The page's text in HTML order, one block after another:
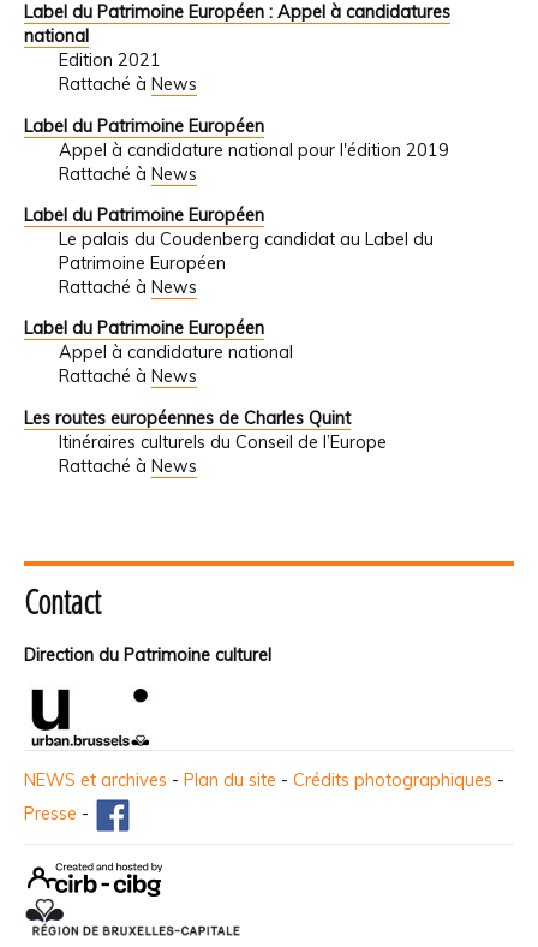
Label du Patrimoine Européen : Appel à candidatures
national
Edition 2021
Rattaché à News
Label du Patrimoine Européen
Appel à candidature national pour l'édition 2019
Rattaché à News
Label du Patrimoine Européen
Le palais du Coudenberg candidat au Label du
Patrimoine Européen
Rattaché à News
Label du Patrimoine Européen
Appel à candidature national
Rattaché à News
Les routes européennes de Charles Quint
Itinéraires culturels du Conseil de l’Europe
Rattaché à News
Contact
Direction du Patrimoine culturel
NEWS et archives - Plan du site - Crédits photographiques -
Presse -